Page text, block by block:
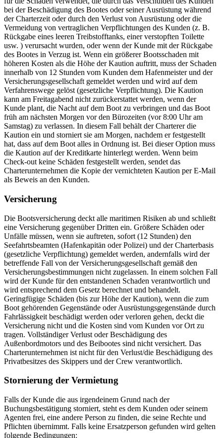
bei der Beschädigung des Bootes oder seiner Ausrüstung während
der Charterzeit oder durch den Verlust von Ausrüstung oder die
Vermeidung von vertraglichen Verpflichtungen des Kunden (z. B.
Rückgabe eines leeren Treibstofftanks, einer verstopften Toilette
usw. ) verursacht wurden, oder wenn der Kunde mit der Rückgabe
des Bootes in Verzug ist. Wenn ein größerer Bootsschaden mit
höheren Kosten als die Höhe der Kaution auftritt, muss der Schaden
innerhalb von 12 Stunden vom Kunden dem Hafenmeister und der
Versicherungsgesellschaft gemeldet werden und wird auf dem
Verfahrenswege gelöst (gesetzliche Verpflichtung). Die Kaution
kann am Freitagabend nicht zurückerstattet werden, wenn der
Kunde plant, die Nacht auf dem Boot zu verbringen und das Boot
früh am nächsten Morgen vor den Bürozeiten (vor 8:00 Uhr am
Samstag) zu verlassen. In diesem Fall behält der Charterer die
Kaution ein und storniert sie am Morgen, nachdem er festgestellt
hat, dass auf dem Boot alles in Ordnung ist. Bei dieser Option muss
die Kaution auf der Kreditkarte hinterlegt werden. Wenn beim
Check-out keine Schäden festgestellt werden, sendet das
Charterunternehmen die Kopie der vernichteten Kaution per E-Mail
als Beweis an den Kunden.
Versicherung
Die Bootsversicherung deckt alle maritimen Risiken ab und schließt
eine Versicherung gegenüber Dritten ein. Größere Schäden oder
Unfälle müssen, wenn sie auftreten, sofort (12 Stunden) den
Seefahrtsbeamten (Hafenkapitän oder Polizei) und der Charterbasis
(gesetzliche Verpflichtung) gemeldet werden, andernfalls wird der
betreffende Fall von der Versicherungsgesellschaft gemäß den
Versicherungsbestimmungen nicht zugelassen. In einem solchen Fall
wird der Kunde für den entstandenen Schaden verantwortlich und
wird entsprechend dem Gesetz berechnet und behandelt.
Geringfügige Schäden (bis zur Höhe der Kaution), wenn die zum
Boot gehörenden Gegenstände oder Ausrüstungsgegenstände durch
Fahrlässigkeit beschädigt werden oder verloren gehen, deckt die
Versicherung nicht und die Kosten sind vom Kunden vor Ort zu
tragen. Vollständiger Verlust oder Beschädigung des
Außenbordmotors und des Beibootes sind nicht versichert. Das
Charterunternehmen ist nicht für den Verlust/die Beschädigung des
Privatbesitzes des Skippers und der Crew verantwortlich.
Stornierung der Vermietung
Falls der Kunde die aus irgendeinem Grund nach der
Buchungsbestätigung storniert, steht es dem Kunden oder seinem
Agenten frei, eine andere Person zu finden, die seine Rechte und
Pflichten übernimmt. Falls keine Ersatzperson gefunden wird gelten
folgende Bedingungen: